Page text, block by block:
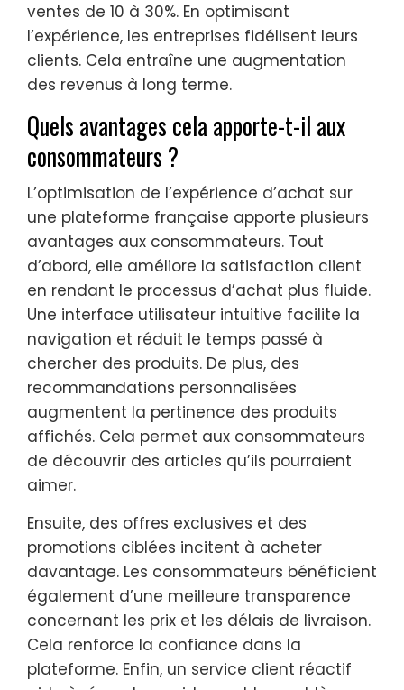
ventes de 10 à 30%. En optimisant
l’expérience, les entreprises fidélisent leurs
clients. Cela entraîne une augmentation
des revenus à long terme.
Quels avantages cela apporte-t-il aux
consommateurs ?
L’optimisation de l’expérience d’achat sur
une plateforme française apporte plusieurs
avantages aux consommateurs. Tout
d’abord, elle améliore la satisfaction client
en rendant le processus d’achat plus fluide.
Une interface utilisateur intuitive facilite la
navigation et réduit le temps passé à
chercher des produits. De plus, des
recommandations personnalisées
augmentent la pertinence des produits
affichés. Cela permet aux consommateurs
de découvrir des articles qu’ils pourraient
aimer.
Ensuite, des offres exclusives et des
promotions ciblées incitent à acheter
davantage. Les consommateurs bénéficient
également d’une meilleure transparence
concernant les prix et les délais de livraison.
Cela renforce la confiance dans la
plateforme. Enfin, un service client réactif